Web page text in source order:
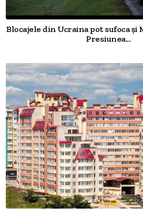
Blocajele din Ucraina pot sufoca și
Presiunea...